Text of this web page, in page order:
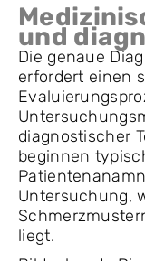
und
Die genaue
erfordert einen
diagnostischer
beginnen
Untersuchung,
liegt.